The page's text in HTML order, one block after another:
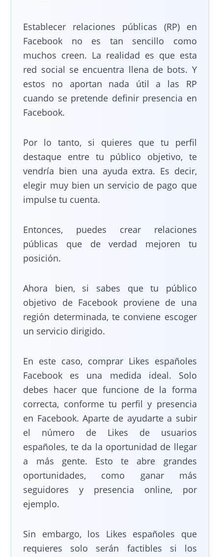
Establecer relaciones públicas (RP) en
Facebook no es tan sencillo como
muchos creen. La realidad es que esta
red social se encuentra llena de bots. Y
estos no aportan nada útil a las RP
cuando se pretende definir presencia en
Facebook.
Por lo tanto, si quieres que tu perfil
destaque entre tu público objetivo, te
vendría bien una ayuda extra. Es decir,
elegir muy bien un servicio de pago que
impulse tu cuenta.
Entonces, puedes crear relaciones
públicas que de verdad mejoren tu
posición.
Ahora bien, si sabes que tu público
objetivo de Facebook proviene de una
región determinada, te conviene escoger
un servicio dirigido.
En este caso, comprar Likes españoles
Facebook es una medida ideal. Solo
debes hacer que funcione de la forma
correcta, conforme tu perfil y presencia
en Facebook. Aparte de ayudarte a subir
el número de Likes de usuarios
españoles, te da la oportunidad de llegar
a más gente. Esto te abre grandes
oportunidades, como ganar más
seguidores y presencia online, por
ejemplo.
Sin embargo, los Likes españoles que
requieres solo serán factibles si los